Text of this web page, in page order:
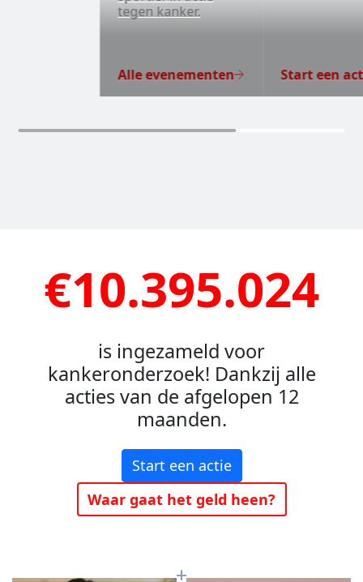
tegen kanker.
Alle evenementen Start een
€10.395.024
is ingezameld voor
kankeronderzoek! Dankzij alle
acties van de afgelopen 12
maanden.
Start een actie
Waar gaat het geld heen?